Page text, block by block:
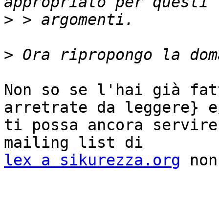
>
>
Non so se l'hai già
arretrate da leggere}
ti possa ancora
lex a sikurezza.org